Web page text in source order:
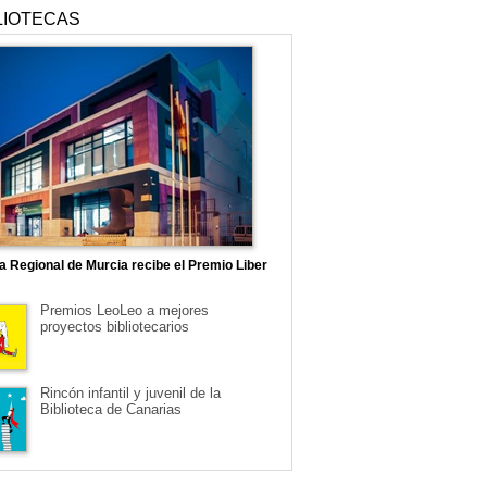
Regional de Murcia recibe el Premio Liber
Premios LeoLeo a mejores
proyectos bibliotecarios
Rincón infantil y juvenil de la
Biblioteca de Canarias